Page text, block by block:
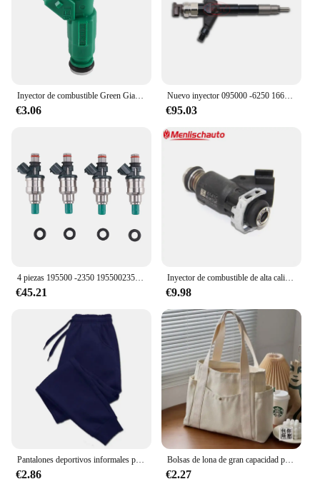
€3.06
Nuevo inyector 095000 -6250 16600-EC00A
€95.03
€45.21
Inyector de combustible de alta calidad para coche americano, boquilla OEM 25377439, precio de fábrica, 4 agujeros
€9.98
€2.86
Bolsas de lona de gran capacidad para el trabajo, bolso de transporte para viajes, bolso de hombro para libros, traje de estudiante, estilo universitario
€2.27